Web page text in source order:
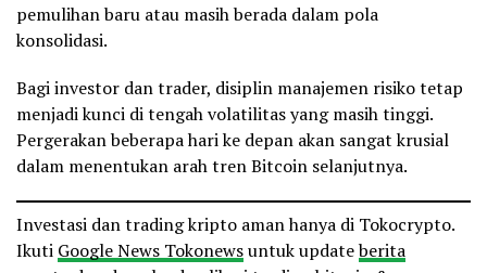
pemulihan baru atau masih berada dalam pola
konsolidasi.
Bagi investor dan trader, disiplin manajemen risiko tetap
menjadi kunci di tengah volatilitas yang masih tinggi.
Pergerakan beberapa hari ke depan akan sangat krusial
dalam menentukan arah tren Bitcoin selanjutnya.
Investasi dan trading kripto aman hanya di Tokocrypto.
Ikuti Google News Tokonewsuntuk updateberita